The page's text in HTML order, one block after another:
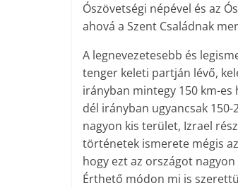
Ószövetségi népével és az
ahová a Szent Családnak
A legnevezetesebb és
tenger keleti partján lévő,
irányban mintegy 150 km-es
dél irányban ugyancsak 150-
nagyon kis terület, Izrael
történetek ismerete mégis
hogy ezt az országot
Érthető módon mi is